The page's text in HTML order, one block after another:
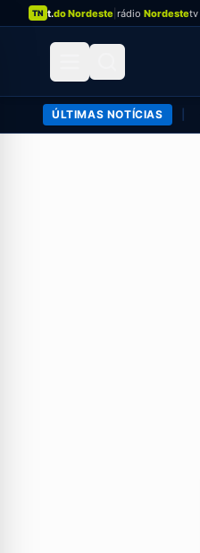
TN t.do Nordeste rádio Nordestetv
ÚLTIMAS NOTÍCIAS